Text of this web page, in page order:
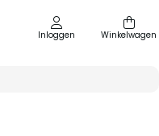
Inloggen Winkelwagen